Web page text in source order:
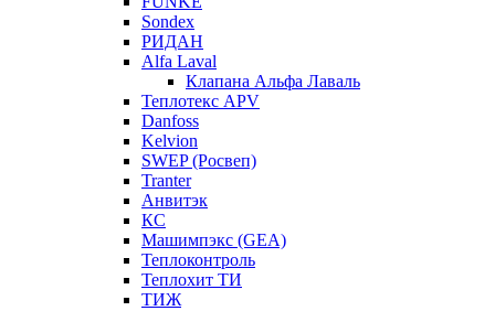
Sondex
РИДАН
Alfa Laval
Клапана Альфа Лаваль
Теплотекс APV
Danfoss
Kelvion
SWEP (Росвеп)
Tranter
Анвитэк
КС
Машимпэкс (GEA)
Теплоконтроль
Теплохит ТИ
ТИЖ